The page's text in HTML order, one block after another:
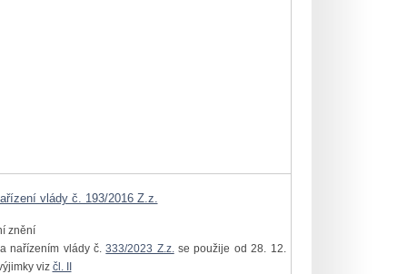
vlády č. 193/2016 Z.z.
znění
nařízením vlády č.333/2023 Z.z.se použije od 28. 12.
viz čl. II